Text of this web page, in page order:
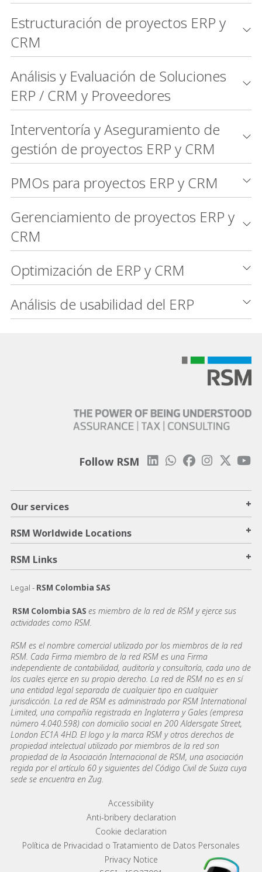
Estructuración de proyectos ERP y
CRM​
Análisis y Evaluación de Soluciones
ERP / CRM y Proveedores
Interventoría y Aseguramiento de
gestión de proyectos ERP y CRM
PMOs para proyectos ERP y CRM
Gerenciamiento de proyectos ERP y
CRM
Optimización de ERP y CRM
Análisis de usabilidad del ERP
Follow RSM
Our services +
RSM Worldwide Locations +
RSM Links +
Legal - RSM Colombia SAS
RSM Colombia SAS es miembro de la red de RSM y ejerce sus
actividades como RSM.
RSM es el nombre comercial utilizado por los miembros de la red
RSM. Cada Firma miembro de la red RSM es una Firma
independiente de contabilidad, auditoría y consultoría, cada uno de
los cuales ejerce en su propio derecho. La red de RSM no es en sí
una entidad legal separada de cualquier tipo en cualquier
jurisdicción. La red de RSM es administrado por RSM International
Limited, una compañía registrada en Inglaterra y Gales (empresa
número 4.040.598) con domicilio social en 200 Aldersgate Street,
London EC1A 4HD. El logo y la marca RSM y otros derechos de
propiedad intelectual utilizado por miembros de la red son
propiedad de la Asociación Internacional de RSM, una asociación
regida por el artículo 60 y siguientes del Código Civil de Suiza cuya
sede se encuentra en Zug.
Footer menu linksAccessibility
Anti-bribery declaration
Cookie declaration
Política de Privacidad o Tratamiento de Datos Personales
Privacy Notice